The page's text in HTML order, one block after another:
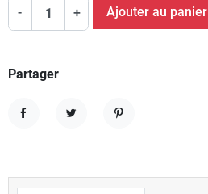
- + Ajouter au panier
Partager